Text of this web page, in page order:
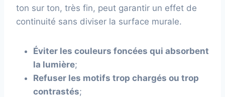
ton sur ton, très fin, peut garantir un effet de
continuité sans diviser la surface murale.
Éviter les couleurs foncées qui absorbent
la lumière;
Refuser les motifs trop chargés ou trop
contrastés;